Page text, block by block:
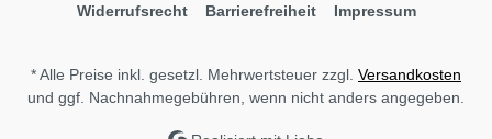
Widerrufsrecht
Barrierefreiheit Impressum
* Alle Preise inkl. gesetzl. Mehrwertsteuer zzgl. Versandkosten
und ggf. Nachnahmegebühren, wenn nicht anders angegeben.